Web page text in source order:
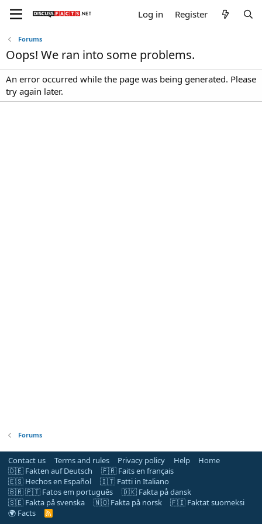
Log in Register
Forums
Oops! We ran into some problems.
An error occurred while the page was being generated. Please
try again later.
Forums
Contact us Terms and rules Privacy policy Help
Home
🇩🇪 Fakten auf Deutsch
🇫🇷 Faits en français
🇪🇸 Hechos en Español
🇮🇹 Fatti in Italiano
🇧🇷 🇵🇹 Fatos em português
🇩🇰 Fakta på dansk
🇸🇪 Fakta på svenska
🇳🇴 Fakta på norsk
🇫🇮 Faktat suomeksi
🌍 Facts
R